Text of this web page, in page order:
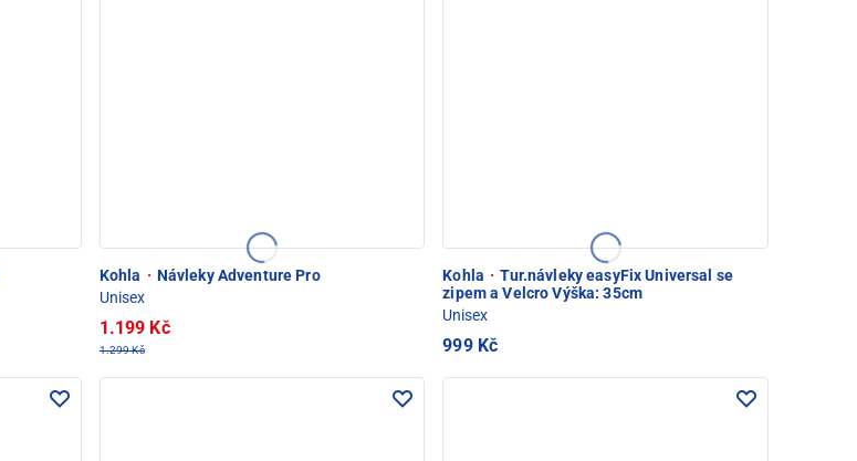
Kohla · Návleky Adventure Pro
Unisex
1.199 Kč
1.299 Kč
Kohla · Tur.návleky easyFix Universal se
zipem a Velcro Výška: 35cm
Unisex
999 Kč